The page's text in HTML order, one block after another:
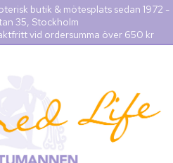
butik & mötesplats sedan 1972 -
35, Stockholm
vid ordersumma över 650 kr